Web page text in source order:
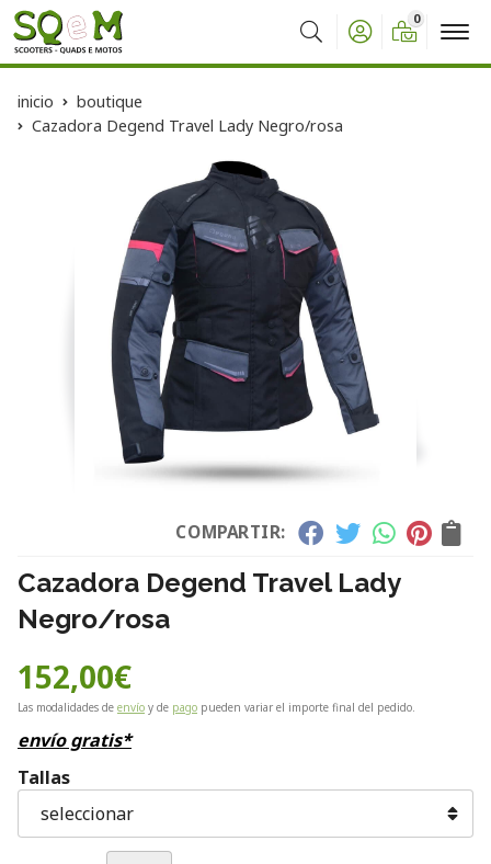
Buscar
0
inicio
boutique
Cazadora Degend Travel Lady Negro/rosa
COMPARTIR:
Cazadora Degend Travel Lady
Negro/rosa
152,00€
Las modalidades de envío y de pago pueden variar el importe final del pedido.
envío gratis*
Tallas